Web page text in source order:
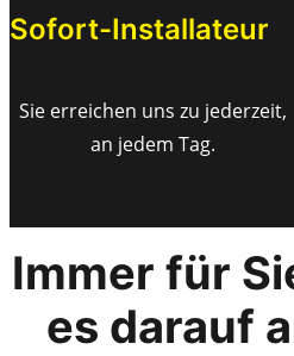
Sofort-Installateur
Sie erreichen uns zu jederzeit,
an jedem Tag.
Immer für
es darauf